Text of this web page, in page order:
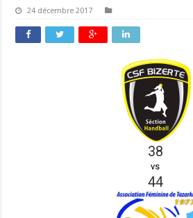
24 décembre 2017
38
vs
44